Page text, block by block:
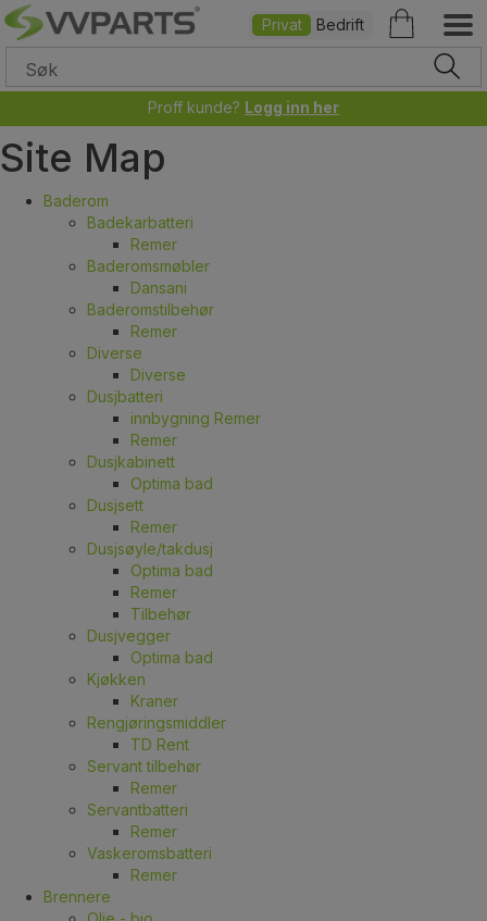
Proff kunde? Logg inn her
Privat Bedrift
Site Map
Baderom
Badekarbatteri
Remer
Baderomsmøbler
Dansani
Baderomstilbehør
Remer
Diverse
Diverse
Dusjbatteri
innbygning Remer
Remer
Dusjkabinett
Optima bad
Dusjsett
Remer
Dusjsøyle/takdusj
Optima bad
Remer
Tilbehør
Dusjvegger
Optima bad
Kjøkken
Kraner
Rengjøringsmiddler
TD Rent
Servant tilbehør
Remer
Servantbatteri
Remer
Vaskeromsbatteri
Remer
Brennere